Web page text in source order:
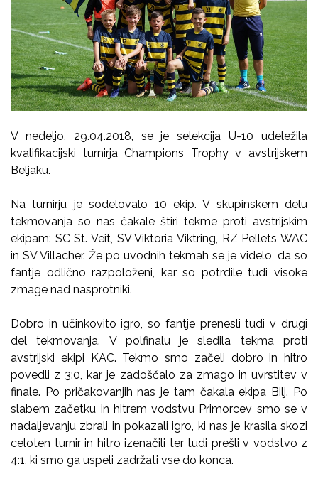
V nedeljo, 29.04.2018, se je selekcija U-10 udeležila
kvalifikacijski turnirja Champions Trophy v avstrijskem
Beljaku.
Na turnirju je sodelovalo 10 ekip. V skupinskem delu
tekmovanja so nas čakale štiri tekme proti avstrijskim
ekipam: SC St. Veit, SV Viktoria Viktring, RZ Pellets WAC
in SV Villacher. Že po uvodnih tekmah se je videlo, da so
fantje odlično razpoloženi, kar so potrdile tudi visoke
zmage nad nasprotniki.
Dobro in učinkovito igro, so fantje prenesli tudi v drugi
del tekmovanja. V polfinalu je sledila tekma proti
avstrijski ekipi KAC. Tekmo smo začeli dobro in hitro
povedli z 3:0, kar je zadoščalo za zmago in uvrstitev v
finale. Po pričakovanjih nas je tam čakala ekipa Bilj. Po
slabem začetku in hitrem vodstvu Primorcev smo se v
nadaljevanju zbrali in pokazali igro, ki nas je krasila skozi
celoten turnir in hitro izenačili ter tudi prešli v vodstvo z
4:1, ki smo ga uspeli zadržati vse do konca.